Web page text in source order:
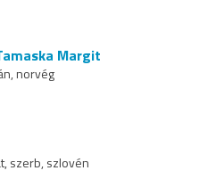
Margit
norvég
szerb, szlovén